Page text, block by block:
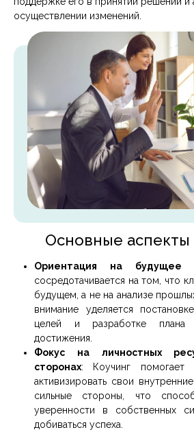
осуществлении изменений.
Основные аспекты
Ориентация на
сосредотачивается на том, что
будущем, а не на анализе
внимание уделяется
целей и разработке
достижения.
Фокус на личностных
сторонах: Коучинг помогает
активизировать свои
сильные стороны, что
уверенности в собственных
добиваться успеха.